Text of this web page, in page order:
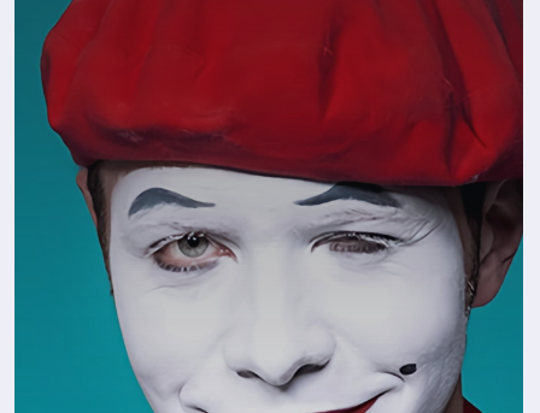
МИМЫ НА ПРАЗДНИК
Мимы — это клоуны для взрослых,